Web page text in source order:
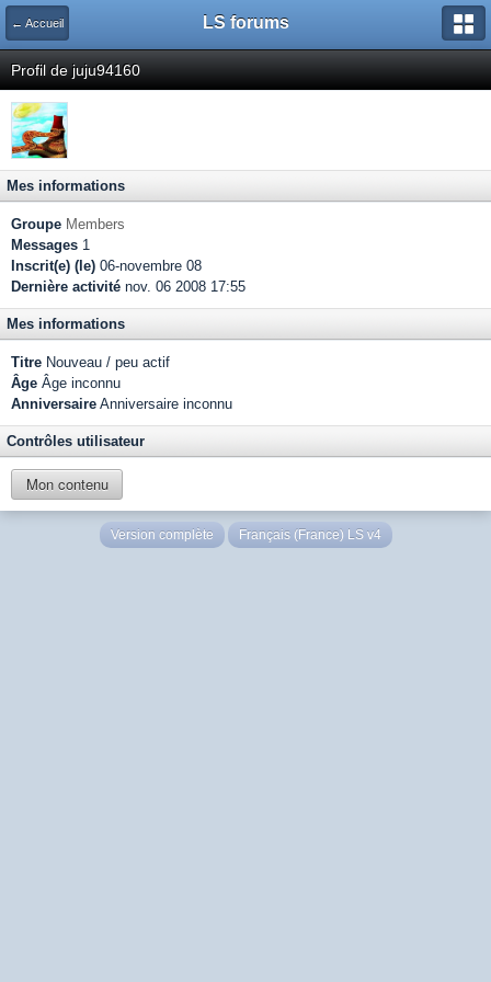
← Accueil LS forums
Profil de juju94160
Mes informations
Groupe Members
Messages 1
Inscrit(e) (le) 06-novembre 08
Dernière activité nov. 06 2008 17:55
Mes informations
Titre Nouveau / peu actif
Âge Âge inconnu
Anniversaire Anniversaire inconnu
Contrôles utilisateur
Mon contenu
Version complète Français (France) LS v4